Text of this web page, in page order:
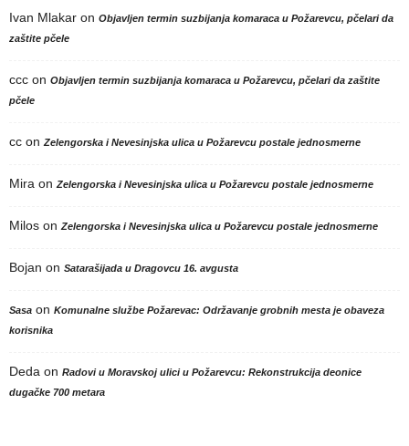
Ivan Mlakar on Objavljen termin suzbijanja komaraca u Požarevcu, pčelari da
zaštite pčele
ccc on Objavljen termin suzbijanja komaraca u Požarevcu, pčelari da zaštite
pčele
cc on Zelengorska i Nevesinjska ulica u Požarevcu postale jednosmerne
Mira on Zelengorska i Nevesinjska ulica u Požarevcu postale jednosmerne
Milos on Zelengorska i Nevesinjska ulica u Požarevcu postale jednosmerne
Bojan on Satarašijada u Dragovcu 16. avgusta
Sasa on Komunalne službe Požarevac: Održavanje grobnih mesta je obaveza
korisnika
Deda on Radovi u Moravskoj ulici u Požarevcu: Rekonstrukcija deonice
dugačke 700 metara